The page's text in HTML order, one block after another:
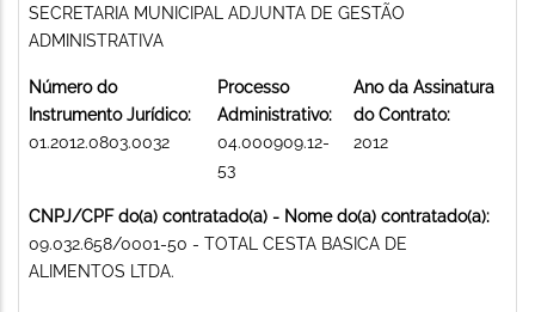
SECRETARIA MUNICIPAL ADJUNTA DE GESTÃO
ADMINISTRATIVA
Número do
Instrumento Jurídico:
01.2012.0803.0032
Processo
Administrativo:
04.000909.12-
53
Ano da Assinatura
do Contrato:
2012
CNPJ/CPF do(a) contratado(a) - Nome do(a) contratado(a):
09.032.658/0001-50 - TOTAL CESTA BASICA DE
ALIMENTOS LTDA.